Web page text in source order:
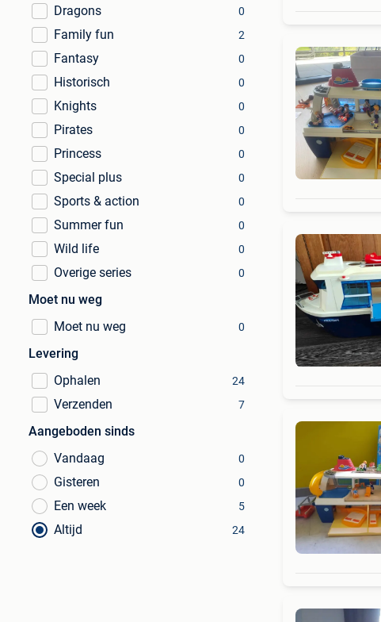
Dragons 0
Family fun 2
Fantasy 0
Historisch 0
Knights 0
Pirates 0
Princess 0
Special plus 0
Sports & action 0
Summer fun 0
Wild life 0
Overige series 0
Moet nu weg
Moet nu weg
0
Levering
Ophalen
24
Verzenden 7
Aangeboden sinds
Vandaag
0
Gisteren 0
Een week 5
Altijd 24